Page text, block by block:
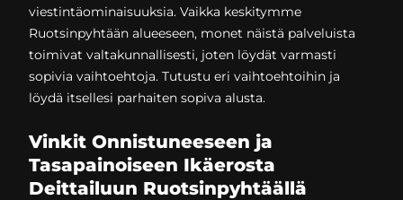
viestintäominaisuuksia. Vaikka keskitymme
Ruotsinpyhtään alueeseen, monet näistä palveluista
toimivat valtakunnallisesti, joten löydät varmasti
sopivia vaihtoehtoja. Tutustu eri vaihtoehtoihin ja
löydä itsellesi parhaiten sopiva alusta.
Vinkit Onnistuneeseen ja
Tasapainoiseen Ikäerosta
Deittailuun Ruotsinpyhtäällä